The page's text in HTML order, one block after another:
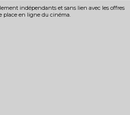
indépendants et sans lien avec les offres
place en ligne du cinéma.